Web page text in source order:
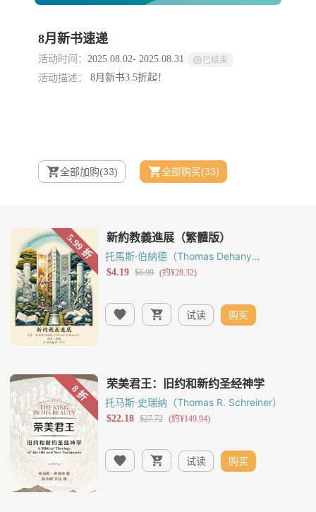
8月新书速递
活动时间： 2025.08.02- 2025.08.31 已结束
活动描述： 8月新书3.5折起！
全部加购(33) 全部购买(33)
托馬斯·伯納德（Thomas Dehany
Bernard）
试读 购买
托马斯·史瑞纳（Thomas R. Schreiner）
试读 购买